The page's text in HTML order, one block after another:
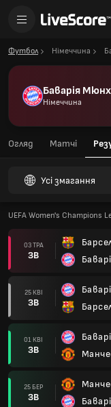
Футбол Німеччина
Баварія
Німеччина
Огляд Матчі
Усі змагання
UEFA Women's Champions
03 ТРА
ЗВ
25 КВІ
ЗВ
01 КВІ
ЗВ
25 БЕР
ЗВ